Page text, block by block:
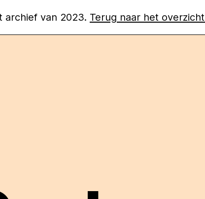
archief van 2023. Terug naar het overzicht